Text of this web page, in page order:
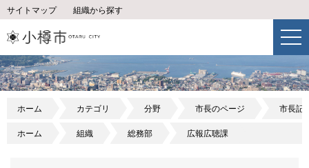
サイトマップ 組織から探す
ホーム カテゴリ 分野 市長のページ 市長記
ホーム 組織 総務部 広報広聴課